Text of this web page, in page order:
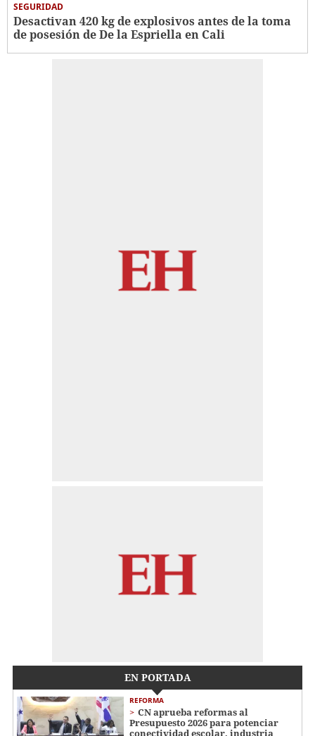
SEGURIDAD
Desactivan 420 kg de explosivos antes de la toma
de posesión de De la Espriella en Cali
EN PORTADA
REFORMA
CN aprueba reformas al
Presupuesto 2026 para potenciar
conectividad escolar, industria